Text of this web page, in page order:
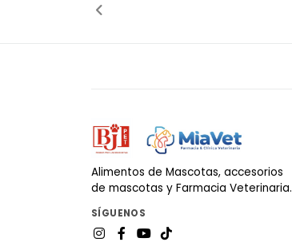
Alimentos de Mascotas, accesorios
de mascotas y Farmacia Veterinaria.
SÍGUENOS